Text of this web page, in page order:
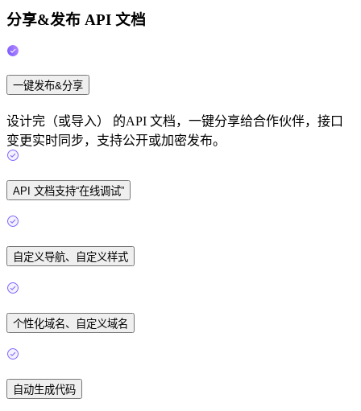
分享&发布 API 文档
一键发布&分享
设计完（或导入） 的API 文档，一键分享给合作伙伴，接口
变更实时同步，支持公开或加密发布。
API 文档支持“在线调试”
自定义导航、自定义样式
个性化域名、自定义域名
自动生成代码